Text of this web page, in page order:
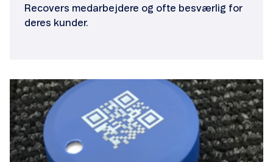
Recovers medarbejdere og ofte besværlig for
deres kunder.